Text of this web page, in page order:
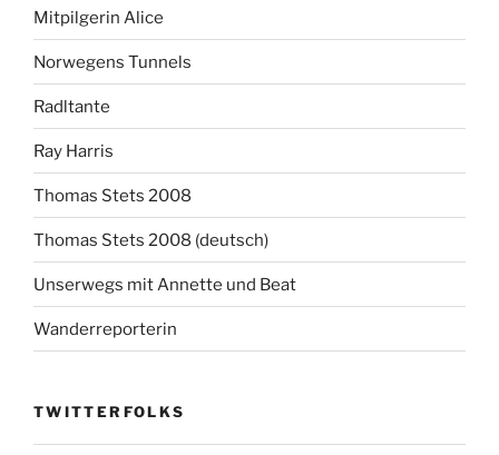
Mitpilgerin Alice
Norwegens Tunnels
Radltante
Ray Harris
Thomas Stets 2008
Thomas Stets 2008 (deutsch)
Unserwegs mit Annette und Beat
Wanderreporterin
TWITTERFOLKS